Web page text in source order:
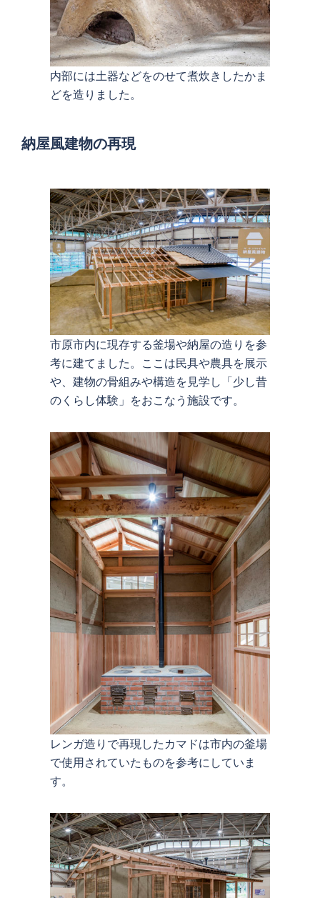
内部には土器などをのせて煮炊きしたかま
どを造りました。
納屋風建物の再現
市原市内に現存する釜場や納屋の造りを参
考に建てました。ここは民具や農具を展示
や、建物の骨組みや構造を見学し「少し昔
のくらし体験」をおこなう施設です。
レンガ造りで再現したカマドは市内の釜場
で使用されていたものを参考にしていま
す。